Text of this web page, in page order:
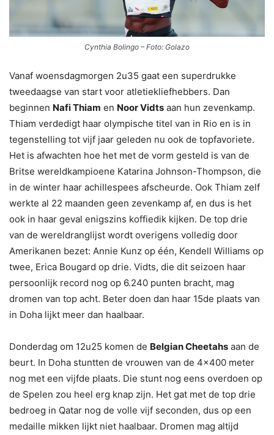
Cynthia Bolingo – Foto: Golazo
Vanaf woensdagmorgen 2u35 gaat een superdrukke
tweedaagse van start voor atletiekliefhebbers. Dan
beginnen Nafi Thiam en Noor Vidts aan hun zevenkamp.
Thiam verdedigt haar olympische titel van in Rio en is in
tegenstelling tot vijf jaar geleden nu ook de topfavoriete.
Het is afwachten hoe het met de vorm gesteld is van de
Britse wereldkampioene Katarina Johnson-Thompson, die
in de winter haar achillespees afscheurde. Ook Thiam zelf
werkte al 22 maanden geen zevenkamp af, en dus is het
ook in haar geval enigszins koffiedik kijken. De top drie
van de wereldranglijst wordt overigens volledig door
Amerikanen bezet: Annie Kunz op één, Kendell Williams op
twee, Erica Bougard op drie. Vidts, die dit seizoen haar
persoonlijk record nog op 6.240 punten bracht, mag
dromen van top acht. Beter doen dan haar 15de plaats van
in Doha lijkt meer dan haalbaar.
Donderdag om 12u25 komen de Belgian Cheetahs aan de
beurt. In Doha stuntten de vrouwen van de 4×400 meter
nog met een vijfde plaats. Die stunt nog eens overdoen op
de Spelen zou heel erg knap zijn. Het gat met de top drie
bedroeg in Qatar nog de volle vijf seconden, dus op een
medaille mikken lijkt niet haalbaar. Dromen mag altijd